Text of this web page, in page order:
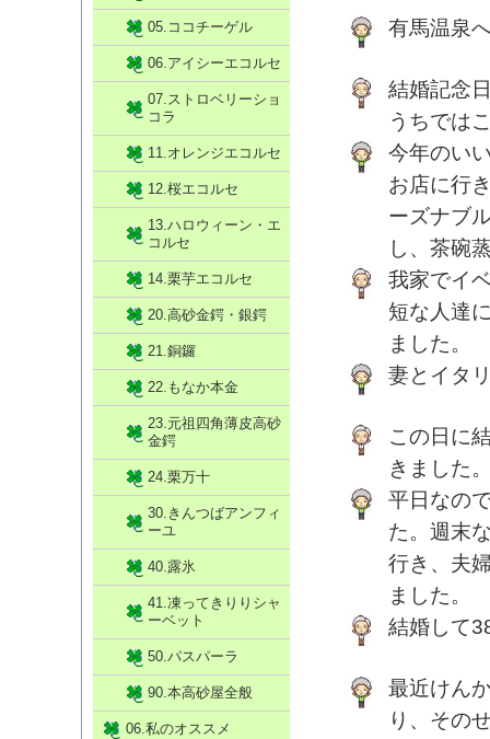
有馬温泉
結婚記念
うちでは
今年のい
お店に行
ーズナブ
し、茶碗
我家でイ
短な人達
ました。
妻とイタ
この日に
きました
平日なの
た。週末
行き、夫
ました。
結婚して
最近けん
り、その
05.ココチーゲル
06.アイシーエコルセ
07.ストロベリーショ
コラ
11.オレンジエコルセ
12.桜エコルセ
13.ハロウィーン・エ
コルセ
14.栗芋エコルセ
20.高砂金鍔・銀鍔
21.銅鑼
22.もなか本金
23.元祖四角薄皮高砂
金鍔
24.栗万十
30.きんつばアンフィ
ーユ
40.露氷
41.凍ってきりりシャ
ーベット
50.パスパーラ
90.本高砂屋全般
06.私のオススメ